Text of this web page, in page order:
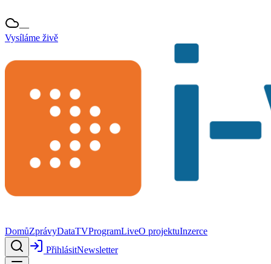
—
Vysíláme živě
DomůZprávyDataTVProgramLiveO projektuInzerce
PřihlásitNewsletter